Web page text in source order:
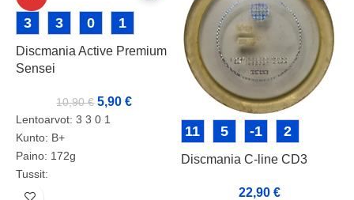
3 3 0 1
Discmania Active Premium
Sensei
10,90€ 5,90€
Lentoarvot: 3 3 0 1
Kunto: B+
Paino: 172g
Tussit:
11 5 -1 2
Discmania C-line CD3
22,90 €